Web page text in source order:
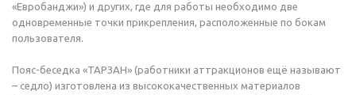
«Евробанджи») и других, где для работы необходимо две
одновременные точки прикрепления, расположенные по бокам
пользователя.
Пояс-беседка «ТАРЗАН» (работники аттракционов ещё называют
– седло) изготовлена из высококачественных материалов